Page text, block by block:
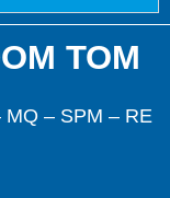
TOM
MQ – SPM – RE